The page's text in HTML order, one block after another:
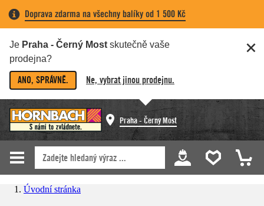
Doprava zdarma na všechny balíky od 1 500 Kč
Je Praha - Černý Most skutečně vaše
prodejna?
ANO, SPRÁVNĚ. Ne, vybrat jinou prodejnu.
Praha - Černý Most
Úvodní stránka